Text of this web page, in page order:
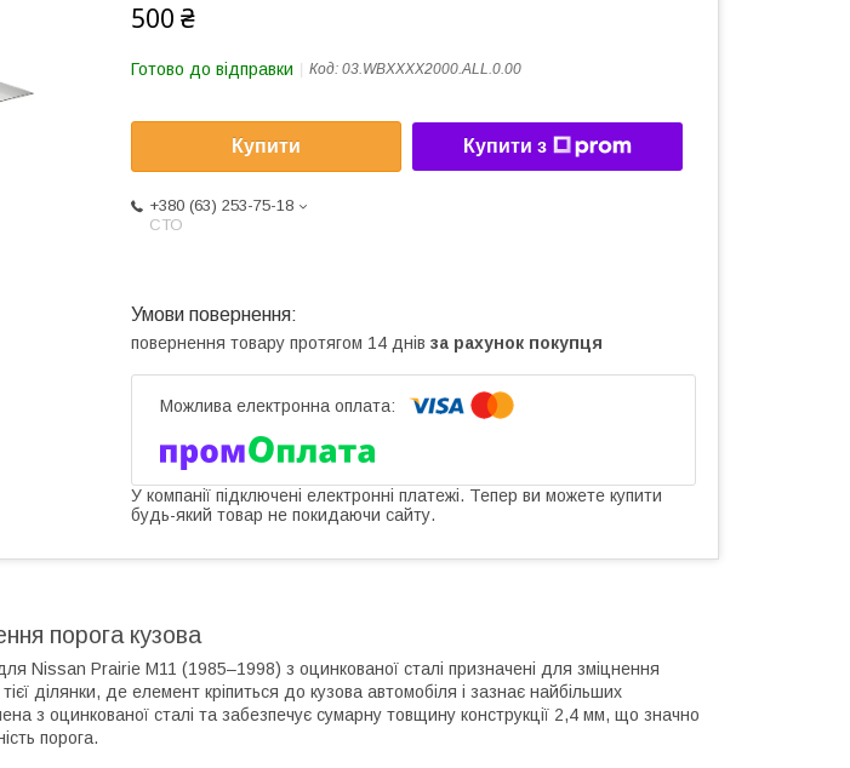
500 ₴
Готово до відправки Код: 03.WBXXXX2000.ALL.0.00
Купити Купити з
+380 (63) 253-75-18
СТО
повернення товару протягом 14 днів за рахунок покупця
У компанії підключені електронні платежі. Тепер ви можете купити
будь-який товар не покидаючи сайту.
порога кузова
Nissan Prairie M11 (1985–1998) з оцинкованої сталі призначені для зміцнення
ділянки, де елемент кріпиться до кузова автомобіля і зазнає найбільших
з оцинкованої сталі та забезпечує сумарну товщину конструкції 2,4 мм, що значно
порога.